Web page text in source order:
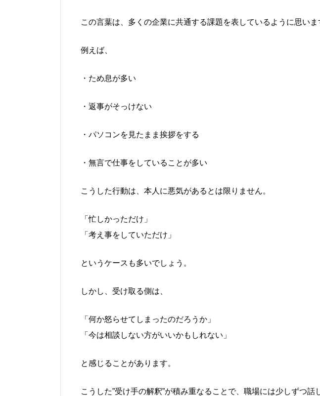
この言葉は、多くの企業に共通する課題を表しているように思いま
例えば、
・ため息が多い
・返事がそっけない
・パソコンを見たまま挨拶をする
・無言で仕事をしていることが多い
こうした行動は、本人に悪気があるとは限りません。
「忙しかっただけ」
「考え事をしていただけ」
というケースも多いでしょう。
しかし、受け取る側は、
「何か怒らせてしまったのだろうか」
「今は相談しない方がいいかもしれない」
と感じることがあります。
こうした”受け手の解釈”が積み重なることで、職場には少しずつ話